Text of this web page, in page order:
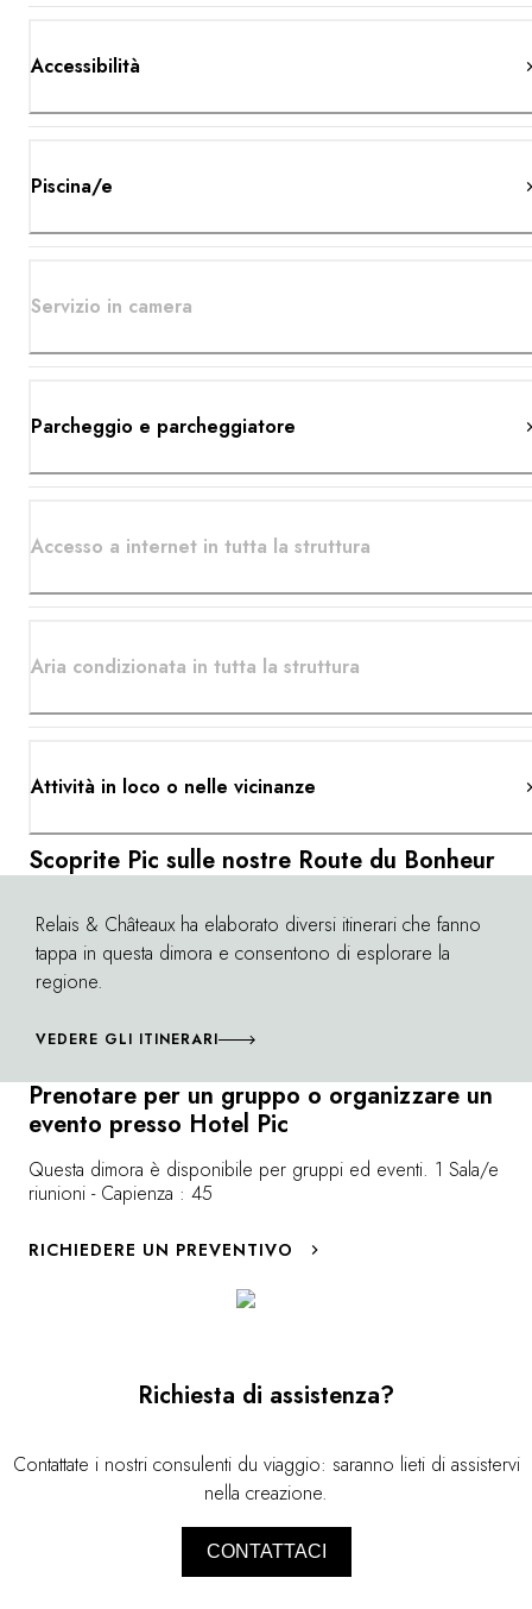
Accessibilità
Piscina/e
Servizio in camera
Parcheggio e parcheggiatore
Accesso a internet in tutta la struttura
Aria condizionata in tutta la struttura
Attività in loco o nelle vicinanze
Richiesta di assistenza?
Contattate i nostri consulenti du viaggio: saranno lieti di assistervi
nella creazione.
CONTATTACI
Scoprite Pic sulle nostre Route du Bonheur
©
Relais & Châteaux ha elaborato diversi itinerari che fanno
tappa in questa dimora e consentono di esplorare la
regione.
VEDERE GLI ITINERARI
Prenotare per un gruppo o organizzare un
evento presso Hotel Pic
Questa dimora è disponibile per gruppi ed eventi. 1 Sala/e
riunioni - Capienza : 45
RICHIEDERE UN PREVENTIVO